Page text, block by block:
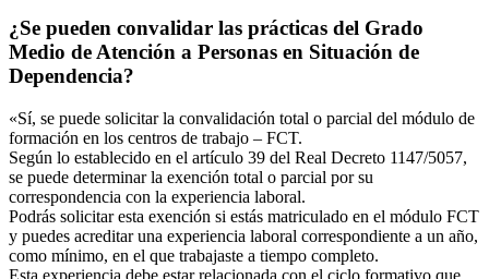
¿Se pueden convalidar las prácticas del Grado
Medio de Atención a Personas en Situación de
Dependencia?
«Sí, se puede solicitar la convalidación total o parcial del módulo de
formación en los centros de trabajo – FCT.
Según lo establecido en el artículo 39 del Real Decreto 1147/5057,
se puede determinar la exención total o parcial por su
correspondencia con la experiencia laboral.
Podrás solicitar esta exención si estás matriculado en el módulo FCT
y puedes acreditar una experiencia laboral correspondiente a un año,
como mínimo, en el que trabajaste a tiempo completo.
Esta experiencia debe estar relacionada con el ciclo formativo que